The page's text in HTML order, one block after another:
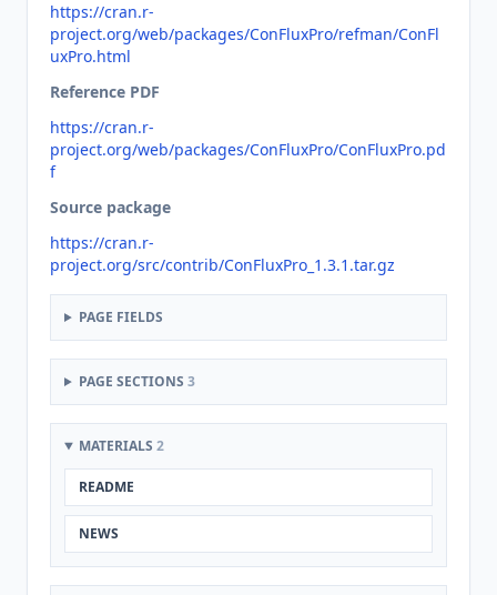
https://cran.r-
project.org/web/packages/ConFluxPro/refman/ConFl
uxPro.html
Reference PDF
https://cran.r-
project.org/web/packages/ConFluxPro/ConFluxPro.pd
f
Source package
https://cran.r-
project.org/src/contrib/ConFluxPro_1.3.1.tar.gz
PAGE FIELDS
PAGE SECTIONS 3
MATERIALS 2
README
NEWS